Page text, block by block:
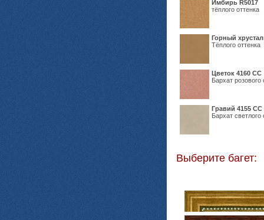
Имбирь R5017
тёплого оттенка
Горный
Тёплого оттенка
Цветок 4160 СС
Бархат розового
Гравий 4155 СС
Бархат светлого
Выберите багет: